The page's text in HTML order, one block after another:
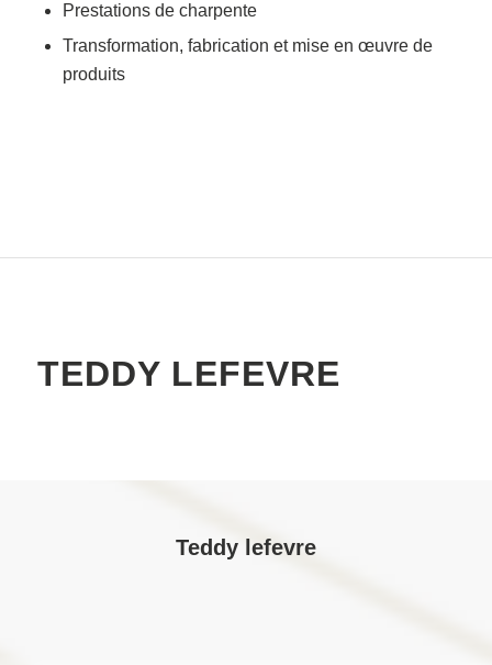
Prestations de charpente
Transformation, fabrication et mise en œuvre de
produits
TEDDY LEFEVRE
Teddy lefevre